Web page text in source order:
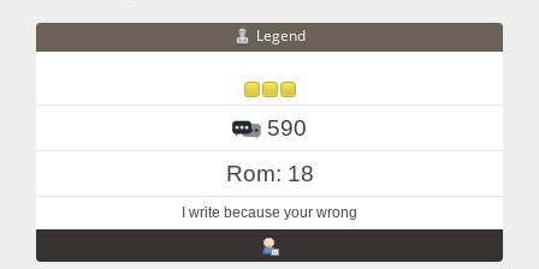
Legend
590
Rom: 18
I write because your wrong